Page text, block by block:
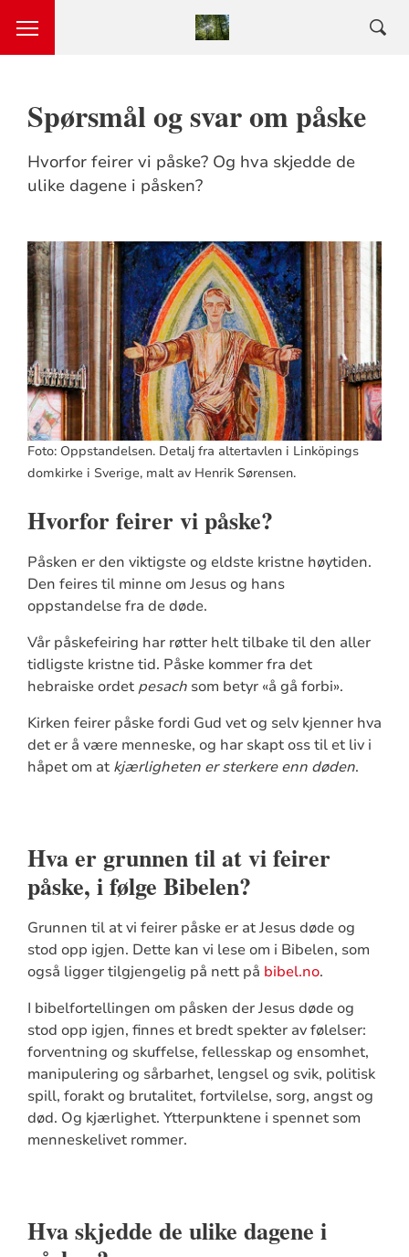
Spørsmål og svar om påske
Hvorfor feirer vi påske? Og hva skjedde de
ulike dagene i påsken?
Foto: Oppstandelsen. Detalj fra altertavlen i Linköpings
domkirke i Sverige, malt av Henrik Sørensen.
Hvorfor feirer vi påske?
Påsken er den viktigste og eldste kristne høytiden.
Den feires til minne om Jesus og hans
oppstandelse fra de døde.
Vår påskefeiring har røtter helt tilbake til den aller
tidligste kristne tid. Påske kommer fra det
hebraiske ordet pesachsom betyr «å gå forbi».
Kirken feirer påske fordi Gud vet og selv kjenner hva
det er å være menneske, og har skapt oss til et liv i
håpet om at kjærligheten er sterkere enn døden.
Hva er grunnen til at vi feirer
påske, i følge Bibelen?
Grunnen til at vi feirer påske er at Jesus døde og
stod opp igjen. Dette kan vi lese om i Bibelen, som
også ligger tilgjengelig på nett på bibel.no.
I bibelfortellingen om påsken der Jesus døde og
stod opp igjen, finnes et bredt spekter av følelser:
forventning og skuffelse, fellesskap og ensomhet,
manipulering og sårbarhet, lengsel og svik, politisk
spill, forakt og brutalitet, fortvilelse, sorg, angst og
død. Og kjærlighet. Ytterpunktene i spennet som
menneskelivet rommer.
Hva skjedde de ulike dagene i